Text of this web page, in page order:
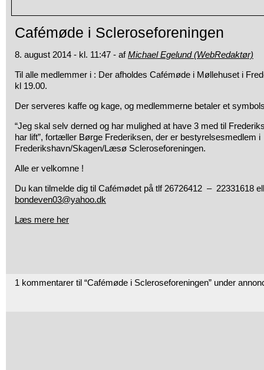
Cafémøde i Scleroseforeningen
8. august 2014 - kl. 11:47 - afMichael Egelund (WebRedaktør)
Til alle medlemmer i : Der afholdes Cafémøde i Møllehuset i
kl 19.00.
Der serveres kaffe og kage, og medlemmerne betaler et
“Jeg skal selv derned og har mulighed at have 3 med til
har lift”, fortæller Børge Frederiksen, der er bestyrelsesmedlem i
Frederikshavn/Skagen/Læsø Scleroseforeningen.
Alle er velkomne !
Du kan tilmelde dig til Cafémødet på tlf 26726412 – 22331618
bondeven03@yahoo.dk
Læs mere her
1 kommentarer til “Cafémøde i Scleroseforeningen” under